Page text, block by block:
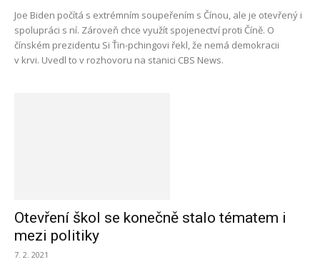
Joe Biden počítá s extrémním soupeřením s Čínou, ale je otevřený i
spolupráci s ní. Zároveň chce využít spojenectví proti Číně. O
čínském prezidentu Si Ťin-pchingovi řekl, že nemá demokracii
v krvi. Uvedl to v rozhovoru na stanici CBS News.
Otevření škol se konečně stalo tématem i
mezi politiky
7. 2. 2021